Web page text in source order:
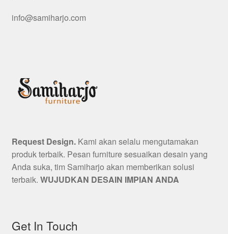
info@samiharjo.com
Request Design.Kami akan selalu mengutamakan
produk terbaik. Pesan furniture sesuaikan desain yang
Anda suka, tim Samiharjo akan memberikan solusi
terbaik. WUJUDKAN DESAIN IMPIAN ANDA
Get In Touch